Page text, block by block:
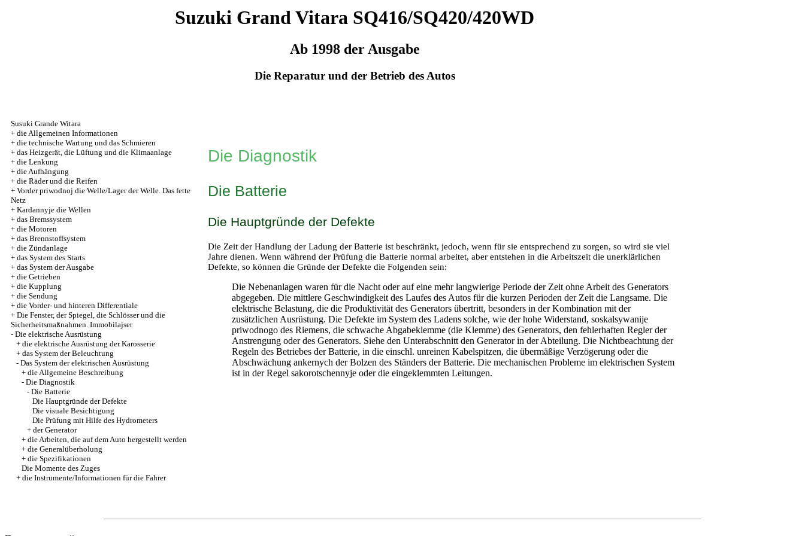
Suzuki Grand Vitara SQ416/SQ420/420WD
Ab 1998 der Ausgabe
Die Reparatur und der Betrieb des Autos
Susuki Grande Witara
+ die Allgemeinen Informationen
+ die technische Wartung und das Schmieren
+ das Heizgerät, die Lüftung und die Klimaanlage
+ die Lenkung
+ die Aufhängung
+ die Räder und die Reifen
+ Vorder priwodnoj die Welle/Lager der Welle. Das fette
Netz
+ Kardannyje die Wellen
+ das Bremssystem
+ die Motoren
+ das Brennstoffsystem
+ die Zündanlage
+ das System des Starts
+ das System der Ausgabe
+ die Getrieben
+ die Kupplung
+ die Sendung
+ die Vorder- und hinteren Differentiale
+ Die Fenster, der Spiegel, die Schlösser und die
Sicherheitsmaßnahmen. Immobilajser
- Die elektrische Ausrüstung
+ die elektrische Ausrüstung der Karosserie
+ das System der Beleuchtung
- Das System der elektrischen Ausrüstung
+ die Allgemeine Beschreibung
- Die Diagnostik
- Die Batterie
Die Hauptgründe der Defekte
Die visuale Besichtigung
Die Prüfung mit Hilfe des Hydrometers
+ der Generator
+ die Arbeiten, die auf dem Auto hergestellt werden
+ die Generalüberholung
+ die Spezifikationen
Die Momente des Zuges
+ die Instrumente/Informationen für die Fahrer
Die Diagnostik
Die Batterie
Die Hauptgründe der Defekte
Die Zeit der Handlung der Ladung der Batterie ist beschränkt, jedoch, wenn für sie entsprechend zu sorgen, so wird sie viel
Jahre dienen. Wenn während der Prüfung die Batterie normal arbeitet, aber entstehen in die Arbeitszeit die unerklärlichen
Defekte, so können die Gründe der Defekte die Folgenden sein:
Die Nebenanlagen waren für die Nacht oder auf eine mehr langwierige Periode der Zeit ohne Arbeit des Generators
abgegeben. Die mittlere Geschwindigkeit des Laufes des Autos für die kurzen Perioden der Zeit die Langsame. Die
elektrische Belastung, die die Produktivität des Generators übertritt, besonders in der Kombination mit der
zusätzlichen Ausrüstung. Die Defekte im System des Ladens solche, wie der hohe Widerstand, soskalsywanije
priwodnogo des Riemens, die schwache Abgabeklemme (die Klemme) des Generators, den fehlerhaften Regler der
Anstrengung oder des Generators. Siehe den Unterabschnitt den Generatorin der Abteilung. Die Nichtbeachtung der
Regeln des Betriebes der Batterie, in die einschl. unreinen Kabelspitzen, die übermäßige Verzögerung oder die
Abschwächung ankernych der Bolzen des Ständers der Batterie. Die mechanischen Probleme im elektrischen System
ist in der Regel sakorotschennyje oder die eingeklemmten Leitungen.